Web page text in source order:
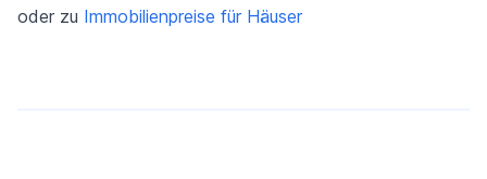
oder zu Immobilienpreise für Häuser